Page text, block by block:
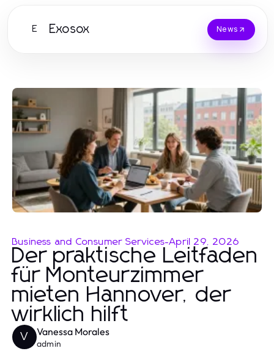
E Exosox News
Business and Consumer Services-April 29, 2026
Der praktische Leitfaden
für Monteurzimmer
mieten Hannover, der
wirklich hilft
V Vanessa Morales
admin